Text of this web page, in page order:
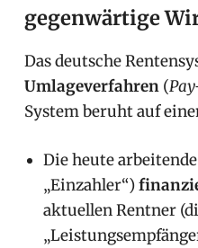
gegenwärtige
Das deutsche
Umlageverfahren (
System beruht auf
Die heute
„Einzahler“)
aktuellen Rentner